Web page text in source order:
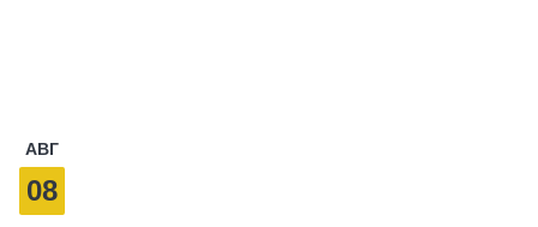
АВГ
08